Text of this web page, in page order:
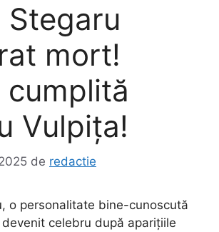
Stegaru
mort!
cumplită
Vulpița!
de redactie
o personalitate bine-cunoscută
celebru după aparițiile